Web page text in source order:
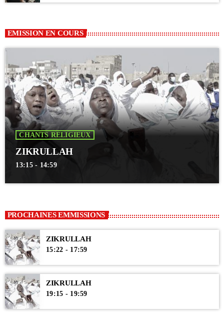
EMISSION EN COURS
CHANTS RELIGIEUX
ZIKRULLAH
13:15 - 14:59
PROCHAINES EMMISSIONS
ZIKRULLAH
15:22 - 17:59
ZIKRULLAH
19:15 - 19:59